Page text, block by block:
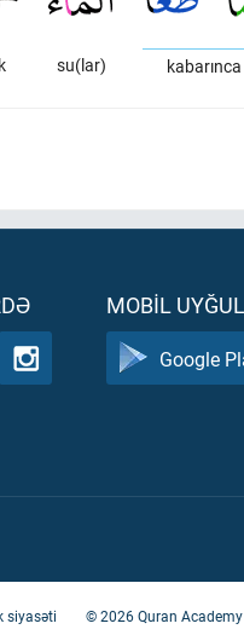
kabarınca
su(lar)
MOBIL
Google
siyasəti ©2026Quran Academy